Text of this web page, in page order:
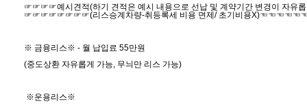
☞☞☞☞예시견적(하기 견적은 예시 내용으로 선납 및 계약기간 변경이 자
☞☞☞☞☞☞☞☞(리스승계차량-취등록세 비용 면제/ 초기비용
※ 금융리스※ - 월 납입료 55만원
(중도상환 자유롭게 가능, 무늬만 리스 가능)
※운용리스※